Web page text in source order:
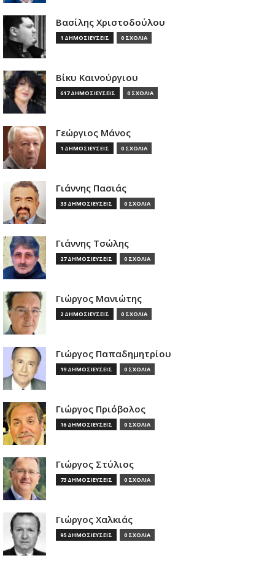
Βασίλης Χριστοδούλου
1 ΔΗΜΟΣΙΕΥΣΕΙΣ 0 ΣΧΟΛΙΑ
Βίκυ Καινούργιου
617 ΔΗΜΟΣΙΕΥΣΕΙΣ 0 ΣΧΟΛΙΑ
Γεώργιος Μάνος
1 ΔΗΜΟΣΙΕΥΣΕΙΣ 0 ΣΧΟΛΙΑ
Γιάννης Πασιάς
33 ΔΗΜΟΣΙΕΥΣΕΙΣ 0 ΣΧΟΛΙΑ
Γιάννης Τσώλης
27 ΔΗΜΟΣΙΕΥΣΕΙΣ 0 ΣΧΟΛΙΑ
Γιώργος Μανιώτης
2 ΔΗΜΟΣΙΕΥΣΕΙΣ 0 ΣΧΟΛΙΑ
Γιώργος Παπαδημητρίου
19 ΔΗΜΟΣΙΕΥΣΕΙΣ 0 ΣΧΟΛΙΑ
Γιώργος Πριόβολος
16 ΔΗΜΟΣΙΕΥΣΕΙΣ 0 ΣΧΟΛΙΑ
Γιώργος Στύλιος
73 ΔΗΜΟΣΙΕΥΣΕΙΣ 0 ΣΧΟΛΙΑ
Γιώργος Χαλκιάς
95 ΔΗΜΟΣΙΕΥΣΕΙΣ 0 ΣΧΟΛΙΑ